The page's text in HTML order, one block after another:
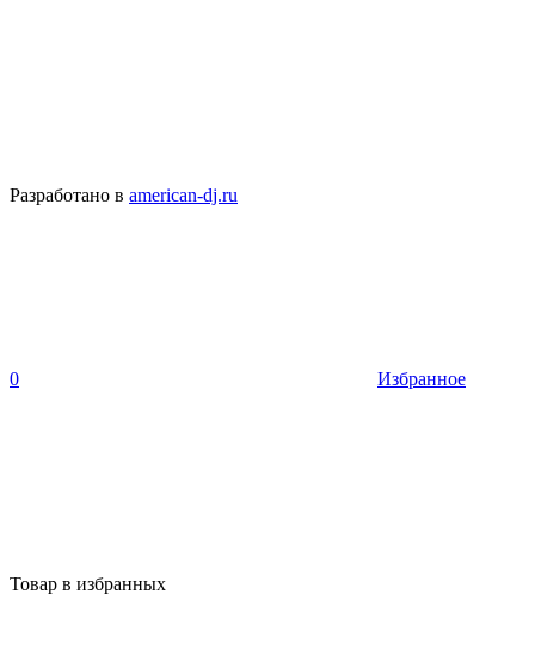
Разработано в american-dj.ru
0 Избранное
Товар в избранных